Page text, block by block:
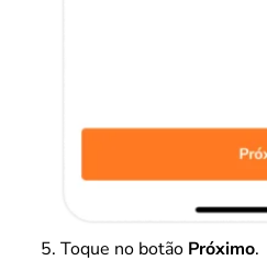
Toque no botão Próximo.